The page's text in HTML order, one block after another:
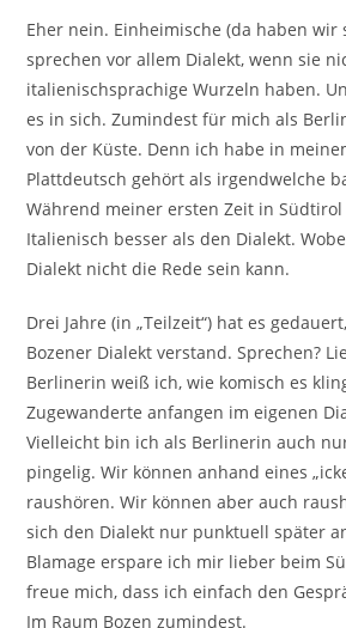
Eher nein. Einheimische (da haben wir
sprechen vor allem Dialekt, wenn sie
italienischsprachige Wurzeln haben.
es in sich. Zumindest für mich als
von der Küste. Denn ich habe in
Plattdeutsch gehört als irgendwelche
Während meiner ersten Zeit in
Italienisch besser als den Dialekt.
Dialekt nicht die Rede sein kann.
Drei Jahre (in „Teilzeit“) hat es
Bozener Dialekt verstand. Sprechen?
Berlinerin weiß ich, wie komisch es
Zugewanderte anfangen im eigenen
Vielleicht bin ich als Berlinerin auch
pingelig. Wir können anhand eines
raushören. Wir können aber auch
sich den Dialekt nur punktuell später
Blamage erspare ich mir lieber beim
freue mich, dass ich einfach den
Im Raum Bozen zumindest.